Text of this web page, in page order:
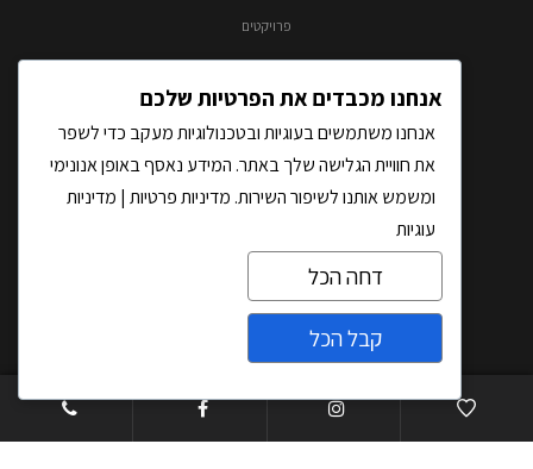
פרויקטים
עבודות אומנות באבן
צור קשר
אנחנו מכבדים את הפרטיות שלכם
אנחנו משתמשים בעוגיות ובטכנולוגיות מעקב כדי לשפר
את חוויית הגלישה שלך באתר. המידע נאסף באופן אנונימי
ומשמש אותנו לשיפור השירות. מדיניות פרטיות | מדיניות
עוגיות
דחה הכל
קבל הכל